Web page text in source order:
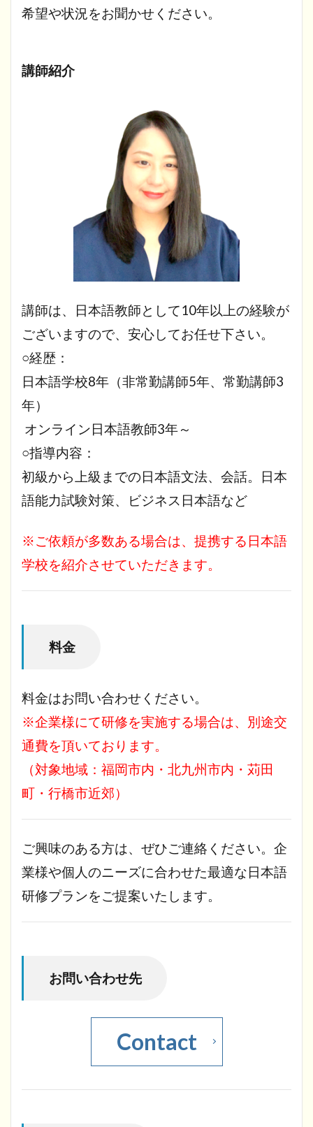
希望や状況をお聞かせください。
講師紹介
講師は、日本語教師として10年以上の経験が
ございますので、安心してお任せ下さい。
○経歴：
日本語学校8年（非常勤講師5年、常勤講師3
年）
オンライン日本語教師3年～
○指導内容：
初級から上級までの日本語文法、会話。日本
語能力試験対策、ビジネス日本語など
※ご依頼が多数ある場合は、提携する日本語
学校を紹介させていただきます。
料金
料金はお問い合わせください。
※企業様にて研修を実施する場合は、別途交
通費を頂いております。
（対象地域：福岡市内・北九州市内・苅田
町・行橋市近郊）
ご興味のある方は、ぜひご連絡ください。企
業様や個人のニーズに合わせた最適な日本語
研修プランをご提案いたします。
お問い合わせ先
Contact